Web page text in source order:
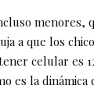
menores,
a que los
celular es
es la dinámica